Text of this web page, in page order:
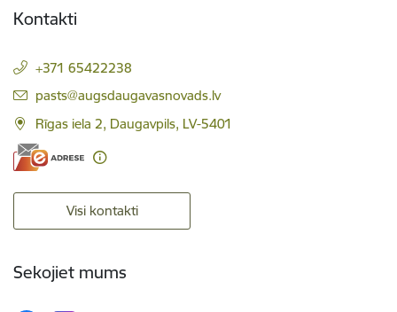
Kontakti
+371 65422238
E-pasts:
pasts@augsdaugavasnovads.lv
Rīgas iela 2, Daugavpils, LV-5401
Visi kontakti
Sekojiet mums